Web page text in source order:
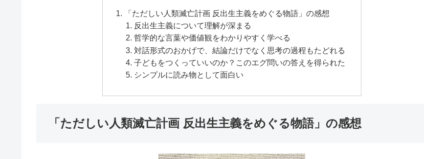
「ただしい人類滅亡計画 反出生主義をめぐる物語」の感想
反出生主義について理解が深まる
哲学的な言葉や価値観をわかりやすく学べる
対話形式のおかげで、結論だけでなく思考の過程もたどれる
子どもをつくっていいのか？このエグ問いの答えを得られた
シンプルに読み物として面白い
「ただしい人類滅亡計画 反出生主義をめぐる物語」の感想